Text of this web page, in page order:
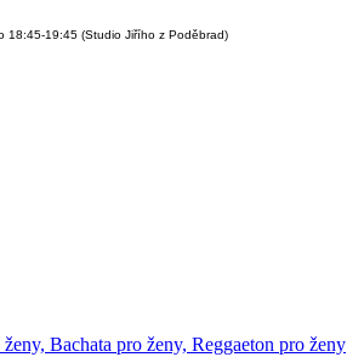
18:45-19:45 (Studio Jiřího z Poděbrad)
Bachata pro ženy, Reggaeton pro ženy